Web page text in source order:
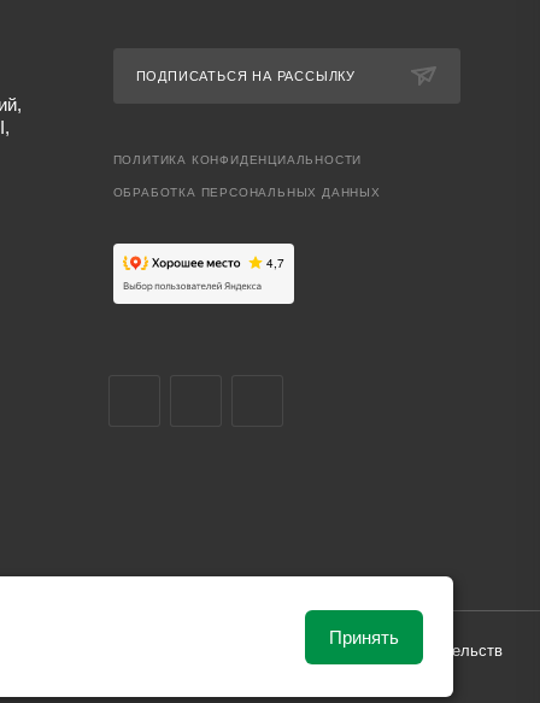
ПОДПИСАТЬСЯ НА РАССЫЛКУ
ПОЛИТИКА КОНФИДЕНЦИАЛЬНОСТИ
ОБРАБОТКА ПЕРСОНАЛЬНЫХ ДАННЫХ
от рыночной ситуации и не влекут за собой обязательств
Принять